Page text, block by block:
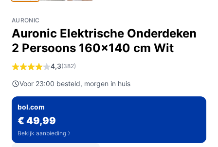
AURONIC
Auronic Elektrische Onderdeken
2 Persoons 160x140 cm Wit
4,3(382)
Voor 23:00 besteld, morgen in huis
bol.com
€ 49,99
Bekijk aanbieding